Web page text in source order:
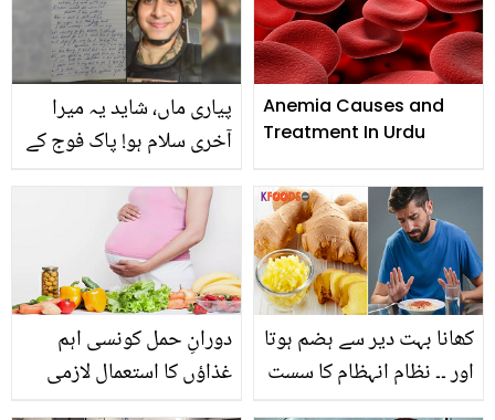
پیاری ماں، شاید یہ میرا
آخری سلام ہو! پاک فوج کے
کی آنکھیں نم کر گیا
Anemia Causes and
Treatment In Urdu
دورانِ حمل کونسی اہم
غذاؤں کا استعمال لازمی
کھانا بہت دیر سے ہضم ہوتا
اور ۔۔ نظام انہظام کا سست